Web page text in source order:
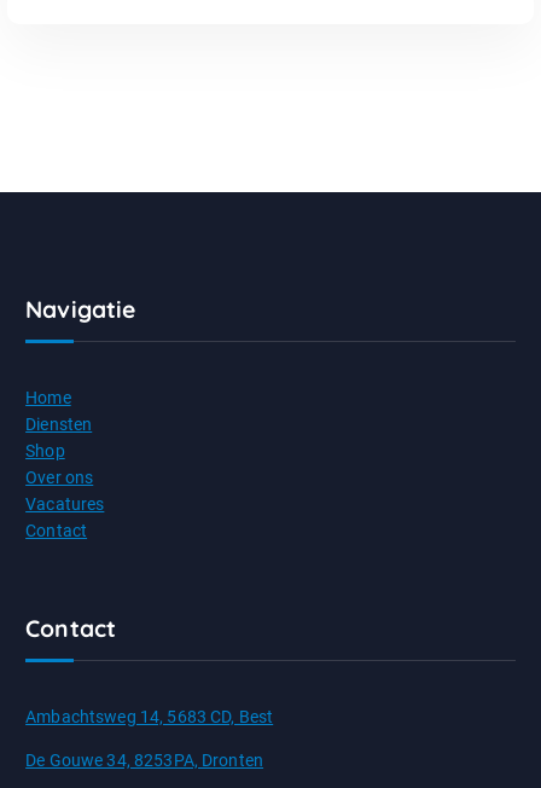
Navigatie
Home
Diensten
Shop
Over ons
Vacatures
Contact
Contact
Ambachtsweg 14, 5683 CD, Best
De Gouwe 34, 8253PA, Dronten